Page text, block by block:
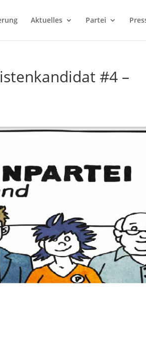
Aktuelles Partei
#4 –